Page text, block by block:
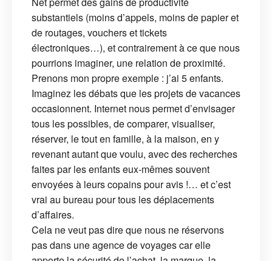
substantiels (moins d’appels, moins de papier et
de routages, vouchers et tickets
électroniques…), et contrairement à ce que nous
pourrions imaginer, une relation de proximité.
Prenons mon propre exemple : j’ai 5 enfants.
Imaginez les débats que les projets de vacances
occasionnent. Internet nous permet d’envisager
tous les possibles, de comparer, visualiser,
réserver, le tout en famille, à la maison, en y
revenant autant que voulu, avec des recherches
faites par les enfants eux-mêmes souvent
envoyées à leurs copains pour avis !… et c’est
vrai au bureau pour tous les déplacements
d’affaires.
Cela ne veut pas dire que nous ne réservons
pas dans une agence de voyages car elle